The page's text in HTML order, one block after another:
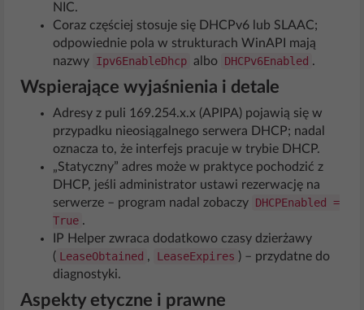
NIC.
Coraz częściej stosuje się DHCPv6 lub SLAAC;
odpowiednie pola w strukturach WinAPI mają
nazwy Ipv6EnableDhcp albo DHCPv6Enabled .
Wspierające wyjaśnienia i detale
Adresy z puli 169.254.x.x (APIPA) pojawią się w
przypadku nieosiągalnego serwera DHCP; nadal
oznacza to, że interfejs pracuje w trybie DHCP.
„Statyczny” adres może w praktyce pochodzić z
DHCP, jeśli administrator ustawi rezerwację na
serwerze – program nadal zobaczy DHCPEnabled =
True .
IP Helper zwraca dodatkowo czasy dzierżawy
( LeaseObtained , LeaseExpires ) – przydatne do
diagnostyki.
Aspekty etyczne i prawne